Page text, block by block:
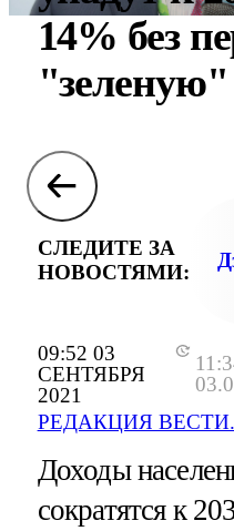
09:52 03
СЕНТЯБРЯ
2021
РЕДАКЦИЯ
14% без
СЛЕДИТЕ ЗА
НОВОСТЯМИ:
Доходы
сократятся к